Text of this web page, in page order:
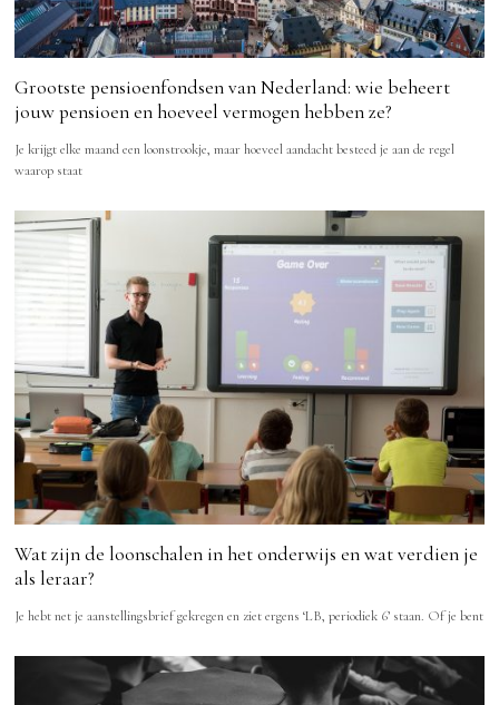
Grootste pensioenfondsen van Nederland: wie beheert
jouw pensioen en hoeveel vermogen hebben ze?
Je krijgt elke maand een loonstrookje, maar hoeveel aandacht besteed je aan de regel
waarop staat
Wat zijn de loonschalen in het onderwijs en wat verdien je
als leraar?
Je hebt net je aanstellingsbrief gekregen en ziet ergens ‘LB, periodiek 6’ staan. Of je bent